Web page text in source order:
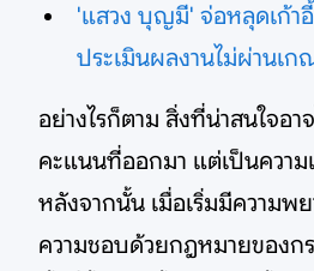
'แสวง บุญมี' จ่อหลุดเก้า
ประเมินผลงานไม่ผ่านเ
อย่างไรก็ตาม สิ่งที่น่าสนใจอา
คะแนนที่ออกมา แต่เป็นความ
หลังจากนั้น เมื่อเริ่มมีความพ
ความชอบด้วยกฎหมายของก